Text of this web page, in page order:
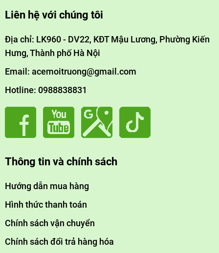
Liên hệ với chúng tôi
Địa chỉ: LK960 - DV22, KĐT Mậu Lương, Phường Kiến
Hưng, Thành phố Hà Nội
Email: acemoitruong@gmail.com
Hotline: 0988838831
Thông tin và chính sách
Hướng dẫn mua hàng
Hình thức thanh toán
Chính sách vận chuyển
Chính sách đổi trả hàng hóa